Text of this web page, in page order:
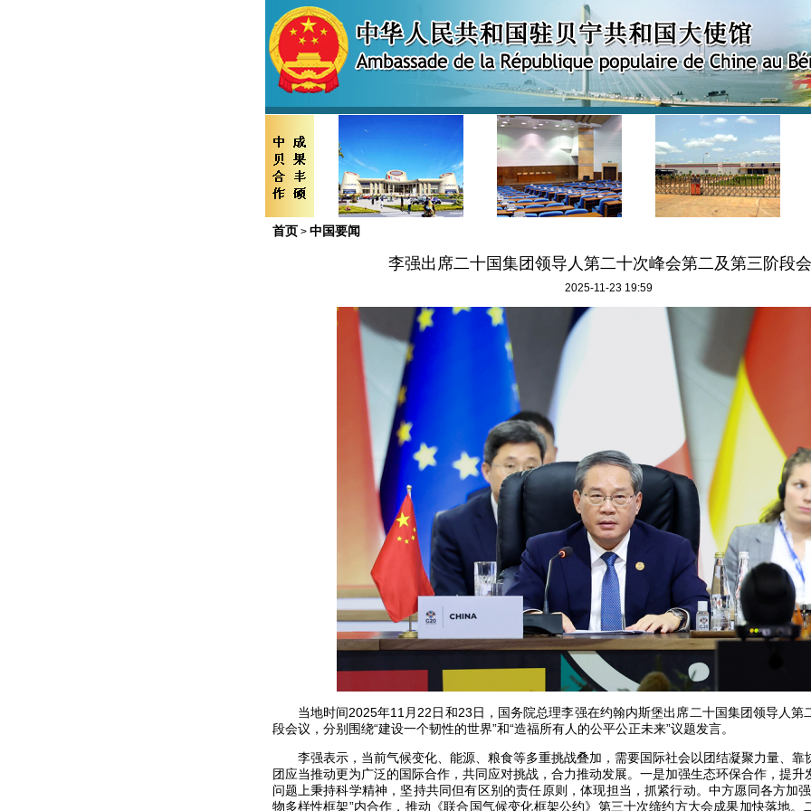
首页 > 中国要闻
李强出席二十国集团领导人第二十次峰会第二及第三阶段
2025-11-23 19:59
当地时间2025年11月22日和23日，国务院总理李强在约翰内斯堡出席二十国集团领导人第
段会议，分别围绕“建设一个韧性的世界”和“造福所有人的公平公正未来”议题发言。
李强表示，当前气候变化、能源、粮食等多重挑战叠加，需要国际社会以团结凝聚力量、靠
团应当推动更为广泛的国际合作，共同应对挑战，合力推动发展。一是加强生态环保合作，提升
问题上秉持科学精神，坚持共同但有区别的责任原则，体现担当，抓紧行动。中方愿同各方加
物多样性框架”内合作，推动《联合国气候变化框架公约》第三十次缔约方大会成果加快落地。